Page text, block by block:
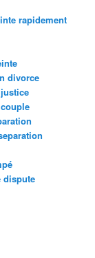
rapidement
divorce
dispute